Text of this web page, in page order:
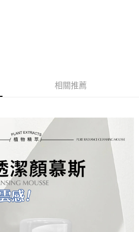
相關推薦